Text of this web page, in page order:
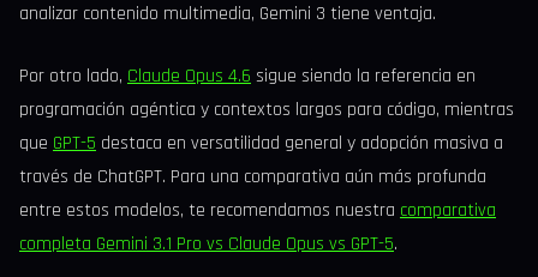
analizar contenido multimedia, Gemini 3 tiene ventaja.
Por otro lado, Claude Opus 4.6 sigue siendo la referencia en
programación agéntica y contextos largos para código, mientras
que GPT-5 destaca en versatilidad general y adopción masiva a
través de ChatGPT. Para una comparativa aún más profunda
entre estos modelos, te recomendamos nuestra comparativa
completa Gemini 3.1 Pro vs Claude Opus vs GPT-5.